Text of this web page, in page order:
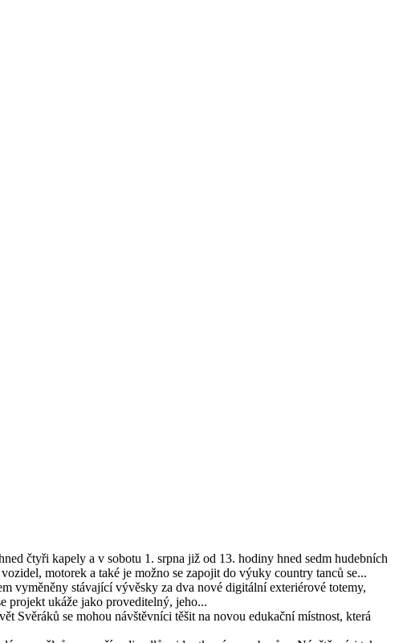
čtyři kapely a v sobotu 1. srpna již od 13. hodiny hned sedm hudebních
motorek a také je možno se zapojit do výuky country tanců se...
vyměněny stávající vývěsky za dva nové digitální exteriérové totemy,
projekt ukáže jako proveditelný, jeho...
Svěráků se mohou návštěvníci těšit na novou edukační místnost, která